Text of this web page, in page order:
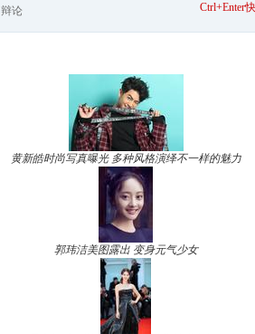
辩论 Ctrl+Enter
黄新皓时尚写真曝光 多种风格演绎不一样的魅力
郭玮洁美图露出 变身元气少女